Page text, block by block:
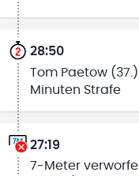
28:50
Tom Paetow
Minuten Strafe
27:19
7-Meter